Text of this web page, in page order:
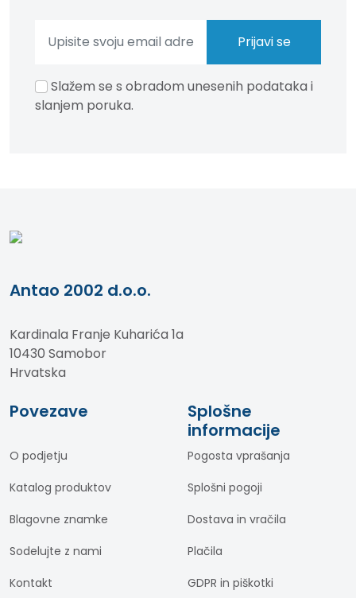
Slažem se s obradom unesenih podataka i
slanjem poruka.
Antao 2002 d.o.o.
Kardinala Franje Kuharića 1a
10430 Samobor
Hrvatska
Povezave
O podjetju
Katalog produktov
Blagovne znamke
Sodelujte z nami
Kontakt
Splošne
informacije
Pogosta vprašanja
Splošni pogoji
Dostava in vračila
Plačila
GDPR in piškotki